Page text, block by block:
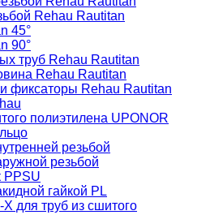
Rehau Rautitan
45°
90°
труб Rehau Rautitan
Rehau Rautitan
фиксаторы Rehau Rautitan
полиэтилена UPONOR
резьбой
резьбой
PPSU
гайкой PL
для труб из сшитого